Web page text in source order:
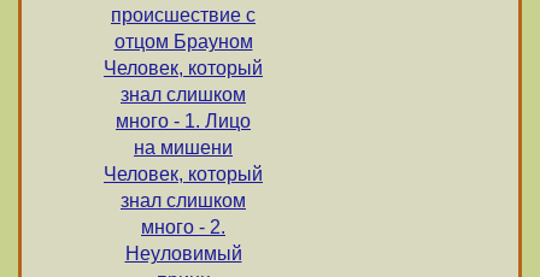
происшествие с
отцом Брауном
Человек, который
знал слишком
много - 1. Лицо
на мишени
Человек, который
знал слишком
много - 2.
Неуловимый